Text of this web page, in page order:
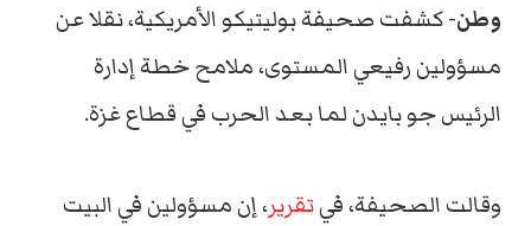
وطن-كشفت صحيفة بوليتيكو الأمريكية، نقلا عن
مسؤولين رفيعي المستوى، ملامح خطة إدارة
الرئيس جو بايدن لما بعد الحرب في قطاع غزة.
وقالت الصحيفة، فيتقرير، إن مسؤولين في البيت